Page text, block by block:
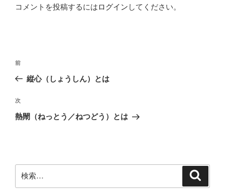
コメントを投稿するにはログイン してください。
投
ビ
ゲ
ン
前
の
稿
前
縦心（しょうしん）とは
次
の
次
熱閙（ねっとう／ねつどう）とは
索: